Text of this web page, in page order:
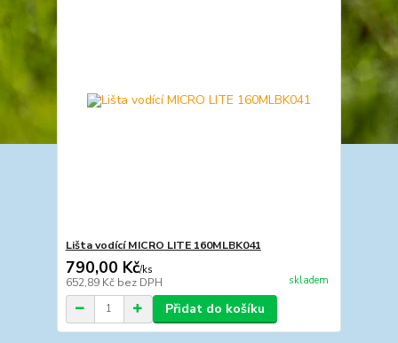
Lišta vodící MICRO LITE 160MLBK041
790,00 Kč/ks
652,89 Kč bez DPH skladem
Přidat do košíku